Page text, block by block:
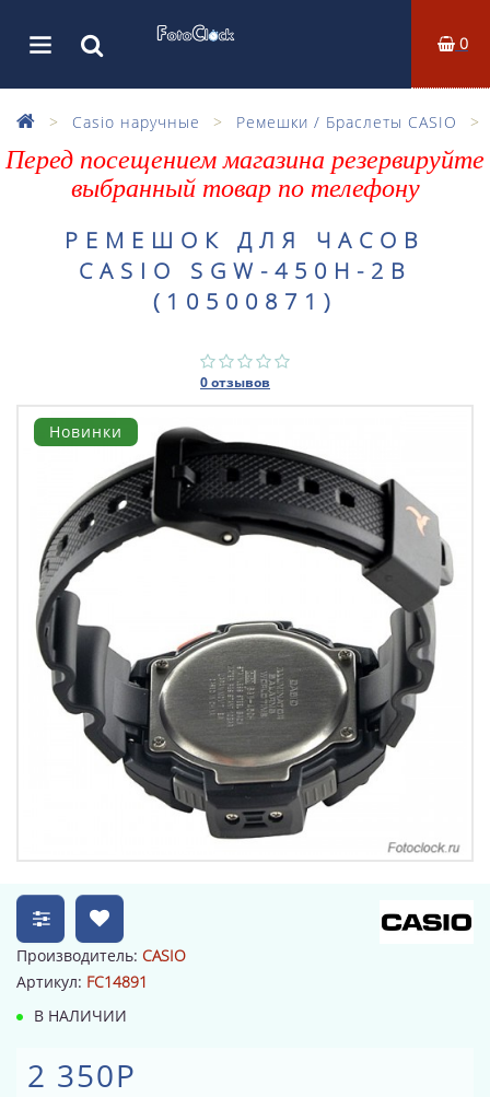
0
Casio наручные Ремешки / Браслеты CASIO
Перед посещением магазина резервируйте
выбранный товар по телефону
РЕМЕШОК ДЛЯ ЧАСОВ
CASIO SGW-450H-2B
(10500871)
0 отзывов
Новинки
Производитель: CASIO
Артикул: FC14891
В НАЛИЧИИ
2 350Р